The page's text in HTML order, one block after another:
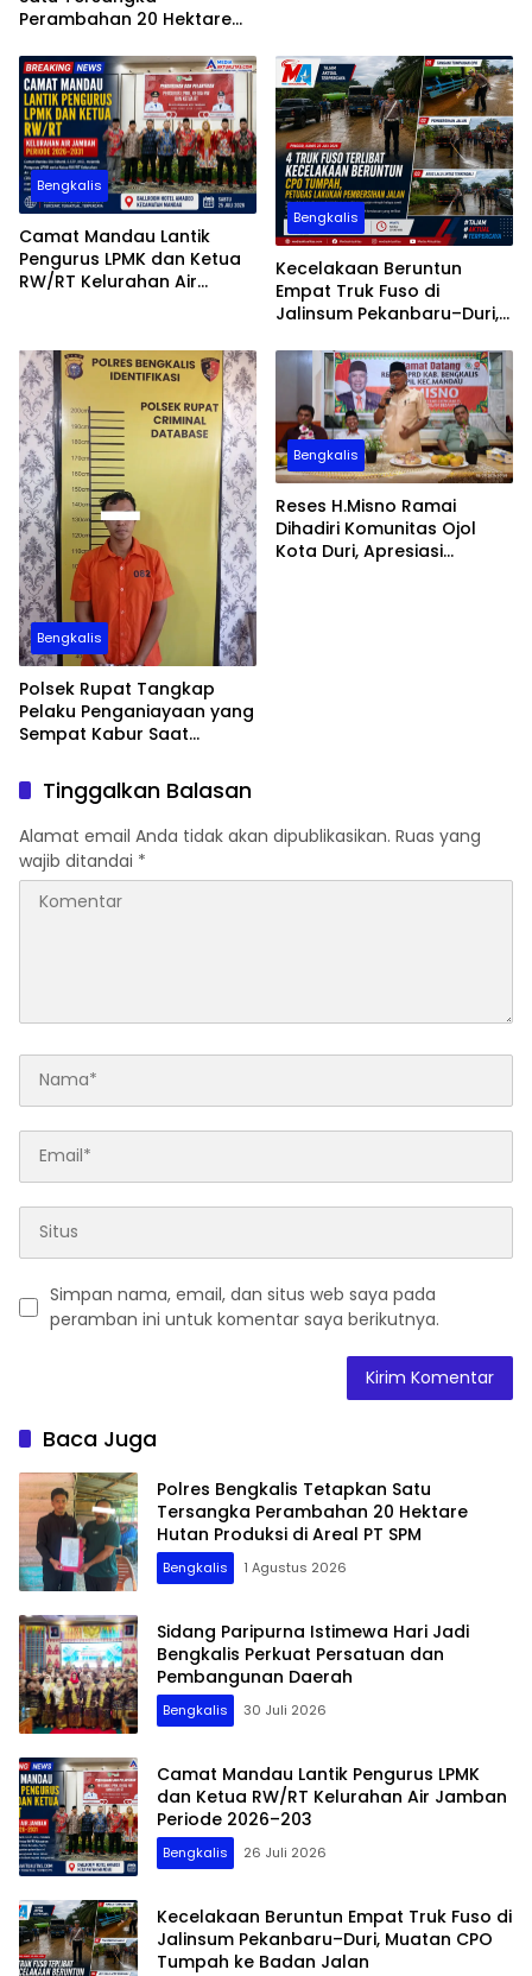
Perambahan 20 Hektare
SPM
Bengkalis
Camat Mandau Lantik
Pengurus LPMK dan Ketua
RW/RT Kelurahan Air
Bengkalis
Kecelakaan Beruntun
Empat Truk Fuso di
Jalinsum Pekanbaru–Duri,
Badan Jalan
Bengkalis
Polsek Rupat Tangkap
Pelaku Penganiayaan yang
Sempat Kabur Saat
Bengkalis
Reses H.Misno Ramai
Dihadiri Komunitas Ojol
Kota Duri, Apresiasi
Tinggalkan Balasan
Alamat email Anda tidak akan dipublikasikan. Ruas yang
wajib ditandai *
Simpan nama, email, dan situs web saya pada
peramban ini untuk komentar saya berikutnya.
Baca Juga
Polres Bengkalis Tetapkan Satu
Tersangka Perambahan 20 Hektare
Hutan Produksi di Areal PT SPM
Bengkalis 1 Agustus 2026
Sidang Paripurna Istimewa Hari Jadi
Bengkalis Perkuat Persatuan dan
Pembangunan Daerah
Bengkalis 30 Juli 2026
Camat Mandau Lantik Pengurus LPMK
dan Ketua RW/RT Kelurahan Air Jamban
Periode 2026–203
Bengkalis 26 Juli 2026
Kecelakaan Beruntun Empat Truk Fuso di
Jalinsum Pekanbaru–Duri, Muatan CPO
Tumpah ke Badan Jalan